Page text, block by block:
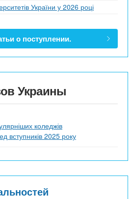
України у 2026 році
о поступлении.
Украины
коледжів
вступників 2025 року